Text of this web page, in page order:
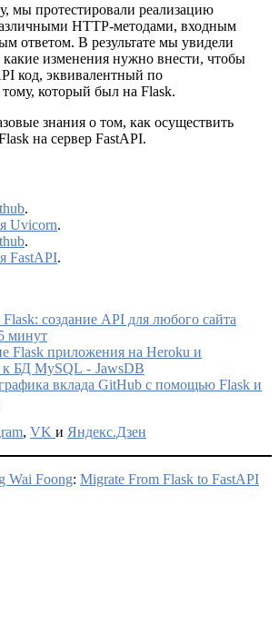
мы протестировали реализацию
HTTP-методами, входным
ответом. В результате мы увидели
изменения нужно внести, чтобы
код, эквивалентный по
который был на Flask.
знания о том, как осуществить
на сервер FastAPI.
.
Uvicorn.
.
FastAPI.
создание API для любого сайта
минут
Flask приложения на Heroku и
БД MySQL - JawsDB
вклада GitHub с помощью Flask и
, VK и Яндекс.Дзен
Wai Foong: Migrate From Flask to FastAPI